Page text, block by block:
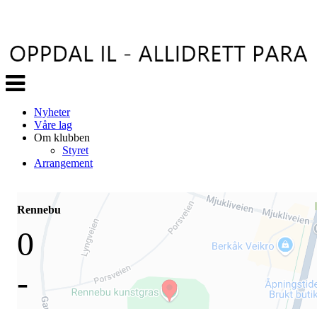
Veksle
navigasjon
Nyheter
Våre lag
Om klubben
Styret
Arrangement
Rennebu
0
-